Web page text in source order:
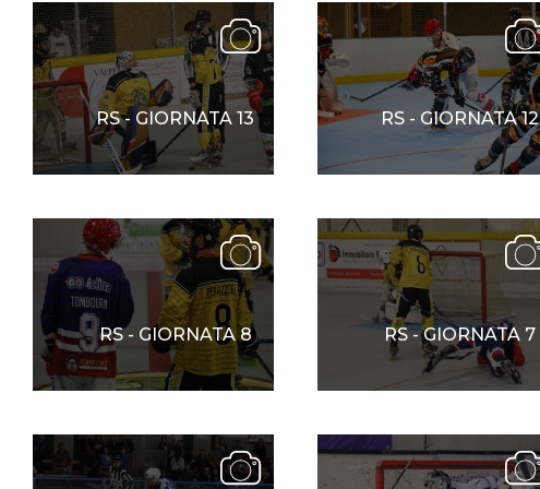
RS - GIORNATA 13 RS - GIORNATA 12
RS - GIORNATA 8 RS - GIORNATA 7
Mappa del sito Calendario